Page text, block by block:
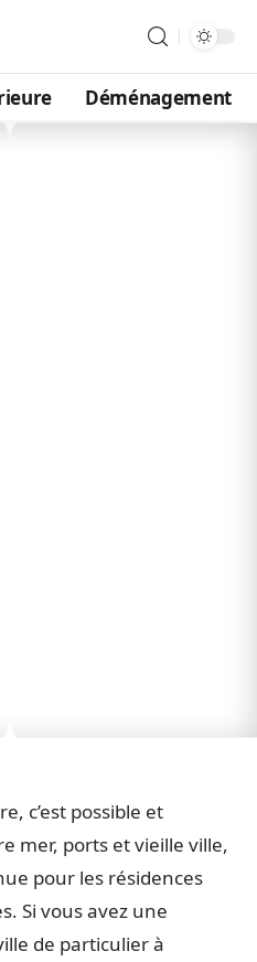
Déménagement
c’est possible et
mer, ports et vieille ville,
pour les résidences
Si vous avez une
de particulier à